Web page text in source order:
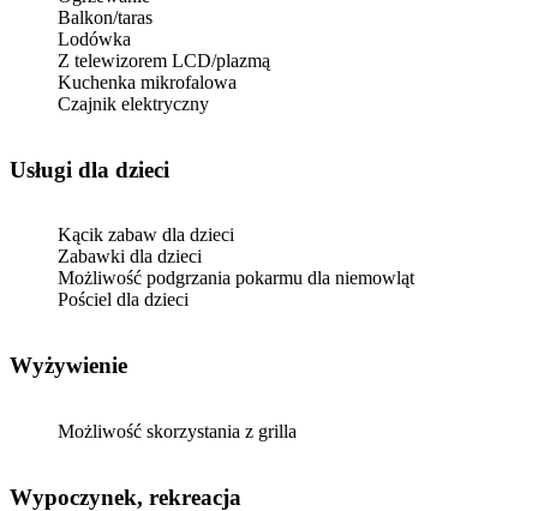
Balkon/taras
Lodówka
Z telewizorem LCD/plazmą
Kuchenka mikrofalowa
Czajnik elektryczny
usługi dla dzieci
Kącik zabaw dla dzieci
Zabawki dla dzieci
Możliwość podgrzania pokarmu dla niemowląt
Pościel dla dzieci
Wyżywienie
Możliwość skorzystania z grilla
Wypoczynek, rekreacja